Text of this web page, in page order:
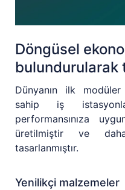
Döngüsel
bulundurularak
Dünyanın ilk modüler
sahip iş
performansınıza
üretilmiştir ve
tasarlanmıştır.
Yenilikçi malzemeler